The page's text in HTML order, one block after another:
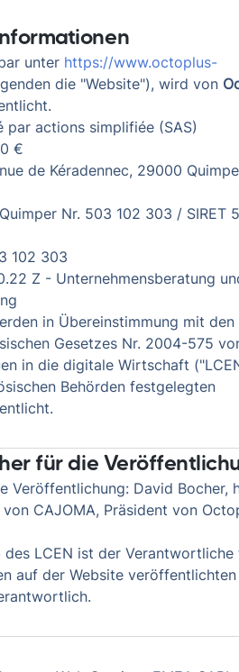
unter https://www.octoplus-
die "Website"), wird von
par actions simplifiée (SAS)
€
de Kéradennec, 29000
Nr. 503 102 303 / SIRET
102 303
Z - Unternehmensberatung
in Übereinstimmung mit
Gesetzes Nr. 2004-575
in die digitale Wirtschaft
Behörden festgelegten
für die
Veröffentlichung: David Bocher,
CAJOMA, Präsident von
des LCEN ist der Verantwortliche
auf der Website veröffentlichten